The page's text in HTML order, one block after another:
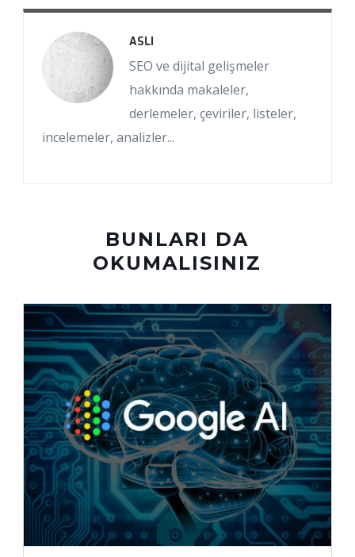
ASLI
SEO ve dijital gelişmeler
hakkında makaleler,
derlemeler, çeviriler, listeler,
incelemeler, analizler...
BUNLARI DA
OKUMALISINIZ